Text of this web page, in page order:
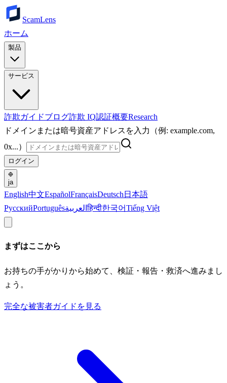
ScamLens
ホーム
製品
サービス
詐欺ガイドブログ詐欺 IQ認証概要Research
ドメインまたは暗号資産アドレスを入力（例: example.com,
0x...）
ログイン
ja
English中文EspañolFrançaisDeutsch 日本語
РусскийPortuguêsالعربيةहिन्दी한국어Tiếng Việt
まずはここから
お持ちの手がかりから始めて、検証・報告・救済へ進みまし
ょう。
完全な被害者ガイドを見る